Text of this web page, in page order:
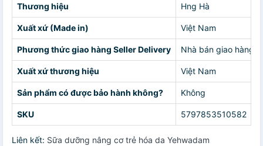
Thương hiệu Hng Hà
Xuất xứ (Made in) Việt Nam
Phương thức giao hàng Seller Delivery Nhà bán giao hàng
Xuất xứ thương hiệu Việt Nam
Sản phẩm có được bảo hành không? Không
SKU 5797853510582
Liên kết: Sữa dưỡng nâng cơ trẻ hóa da Yehwadam